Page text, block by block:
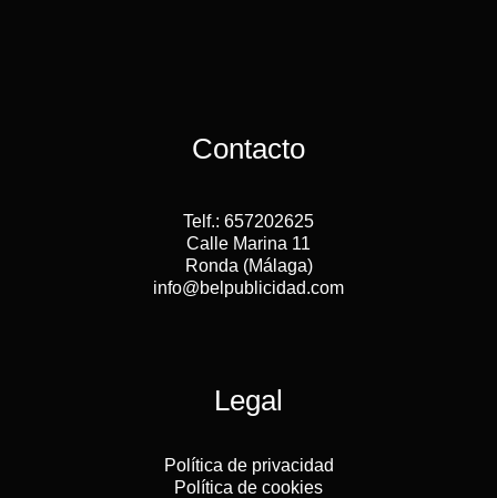
Contacto
Telf.: 657202625
Calle Marina 11
Ronda (Málaga)
info@belpublicidad.com
Legal
Política de privacidad
Política de cookies